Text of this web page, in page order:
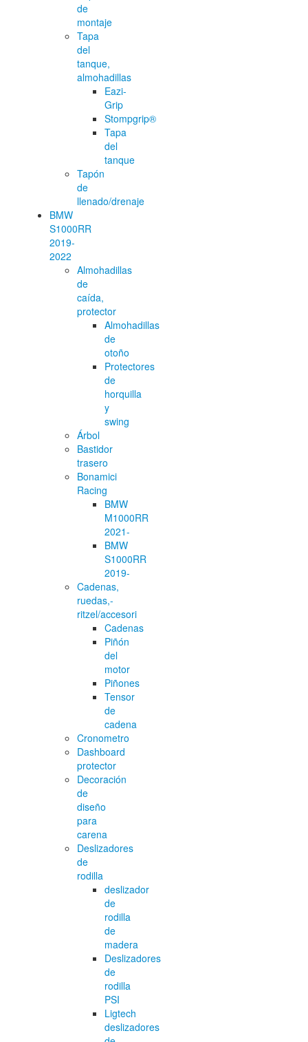
de
montaje
Tapa
del
tanque,
almohadillas
Eazi-
Grip
Stompgrip®
Tapa
del
tanque
Tapón
de
llenado/drenaje
BMW
S1000RR
2019-
2022
Almohadillas
de
caída,
protector
Almohadillas
de
otoño
Protectores
de
horquilla
y
swing
Árbol
Bastidor
trasero
Bonamici
Racing
BMW
M1000RR
2021-
BMW
S1000RR
2019-
Cadenas,
ruedas,-
ritzel/accesori
Cadenas
Piñón
del
motor
Piñones
Tensor
de
cadena
Cronometro
Dashboard
protector
Decoración
de
diseño
para
carena
Deslizadores
de
rodilla
deslizador
de
rodilla
de
madera
Deslizadores
de
rodilla
PSI
Ligtech
deslizadores